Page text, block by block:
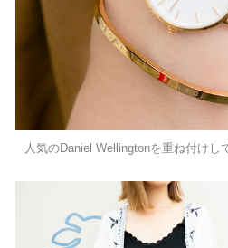
人気のDaniel Wellingtonを重ね付けし